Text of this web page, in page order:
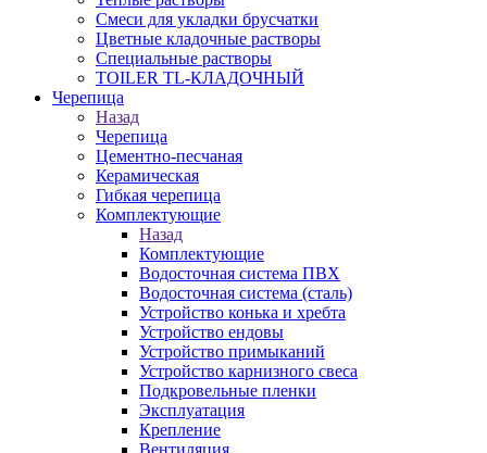
Смеси для укладки брусчатки
Цветные кладочные растворы
Специальные растворы
TOILER TL-КЛАДОЧНЫЙ
Черепица
Назад
Черепица
Цементно-песчаная
Керамическая
Гибкая черепица
Комплектующие
Назад
Комплектующие
Водосточная система ПВХ
Водосточная система (сталь)
Устройство конька и хребта
Устройство ендовы
Устройство примыканий
Устройство карнизного свеса
Подкровельные пленки
Эксплуатация
Крепление
Вентиляция